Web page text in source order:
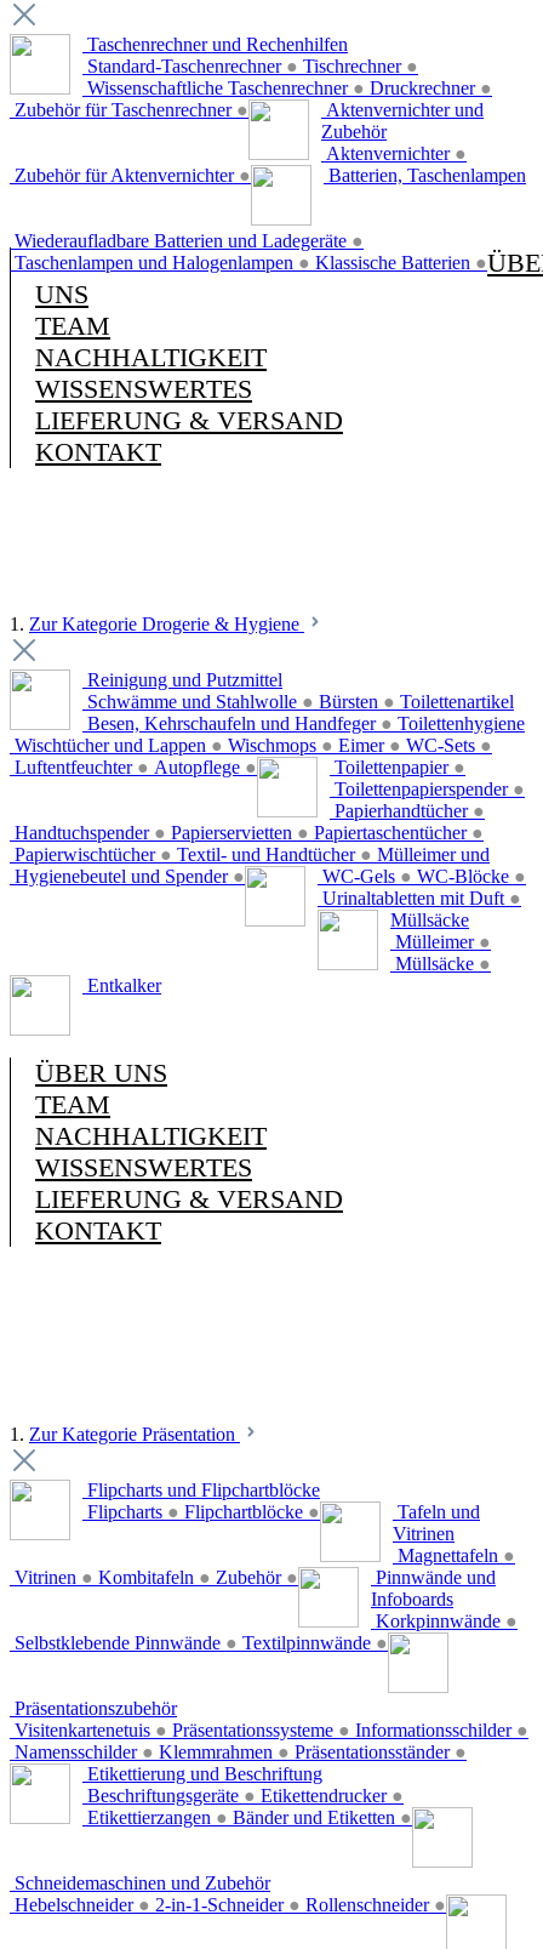
Taschenrechner und Rechenhilfen
Standard-Taschenrechner ● Tischrechner ●
Wissenschaftliche Taschenrechner ● Druckrechner ●
Zubehör für Taschenrechner ●
Aktenvernichter und
Zubehör
Aktenvernichter ●
Zubehör für Aktenvernichter ● Batterien, Taschenlampen
Wiederaufladbare Batterien und Ladegeräte ●
Taschenlampen und Halogenlampen ● Klassische Batterien ●
UNS
TEAM
NACHHALTIGKEIT
WISSENSWERTES
LIEFERUNG & VERSAND
KONTAKT
1. Zur Kategorie Drogerie & Hygiene
Reinigung und Putzmittel
Schwämme und Stahlwolle ● Bürsten ●
Besen, Kehrschaufeln und Handfeger ●
Wischtücher und Lappen ● Wischmops ● Eimer ● WC-Sets ●
Luftentfeuchter ● Autopflege ●
Toilettenartikel
Toilettenpapier ●
Toilettenpapierspender ●
Papierhandtücher ●
Handtuchspender ● Papierservietten ● Papiertaschentücher ●
Papierwischtücher ● Textil- und Handtücher ●
Hygienebeutel und Spender ●
Toilettenhygiene
WC-Gels ● WC-Blöcke ●
Urinaltabletten mit Duft ●
Mülleimer und
Müllsäcke
Mülleimer ●
Müllsäcke ●
Entkalker
ÜBER UNS
TEAM
NACHHALTIGKEIT
WISSENSWERTES
LIEFERUNG & VERSAND
KONTAKT
1. Zur Kategorie Präsentation
Flipcharts und Flipchartblöcke
Flipcharts ● Flipchartblöcke ●
Tafeln und
Vitrinen
Magnettafeln ●
Vitrinen ● Kombitafeln ● Zubehör ●
Pinnwände und
Infoboards
Korkpinnwände ●
Selbstklebende Pinnwände ● Textilpinnwände ●
Präsentationszubehör
Visitenkartenetuis ● Präsentationssysteme ● Informationsschilder ●
Namensschilder ● Klemmrahmen ● Präsentationsständer ●
Etikettierung und Beschriftung
Beschriftungsgeräte ● Etikettendrucker ●
Etikettierzangen ● Bänder und Etiketten ●
Schneidemaschinen und Zubehör
Hebelschneider ● 2-in-1-Schneider ● Rollenschneider ●